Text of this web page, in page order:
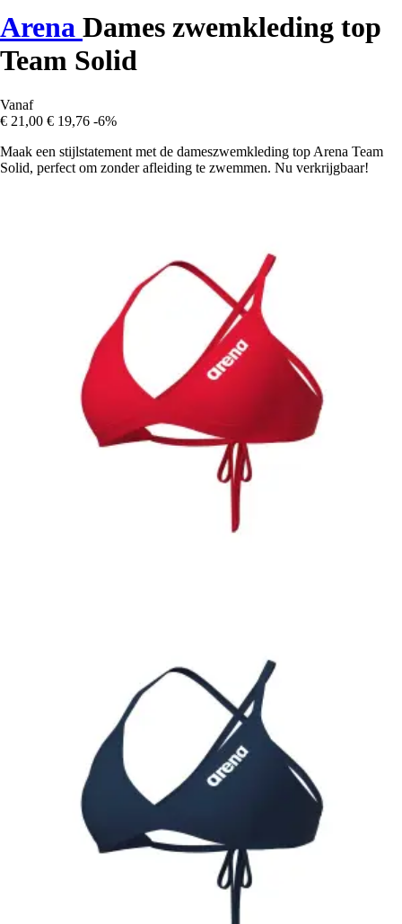
Arena Dames zwemkleding top
Team Solid
Vanaf
€ 21,00 € 19,76 -6%
Maak een stijlstatement met de dameszwemkleding top Arena Team
Solid, perfect om zonder afleiding te zwemmen. Nu verkrijgbaar!